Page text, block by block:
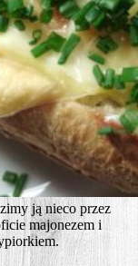
ją nie­co przez
majo­ne­zem i